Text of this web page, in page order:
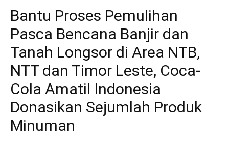
Bantu Proses Pemulihan
Pasca Bencana Banjir dan
Tanah Longsor di Area NTB,
NTT dan Timor Leste, Coca-
Cola Amatil Indonesia
Donasikan Sejumlah Produk
Minuman